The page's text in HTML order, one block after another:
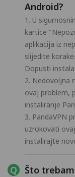
Android?
1. U
kartice
aplikacija iz
slijedite
Dopusti
2. Nedovoljna
ovaj problem,
instaliranje
3. PandaVPN
uzrokovati
instalirajte
Što